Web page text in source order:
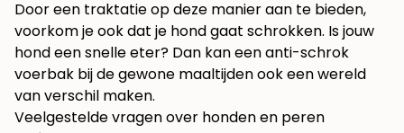
Door een traktatie op deze manier aan te bieden,
voorkom je ook dat je hond gaat schrokken. Is jouw
hond een snelle eter? Dan kan eenanti-schrok
voerbak bij de gewone maaltijden ook een wereld
van verschil maken.
Veelgestelde vragen over honden en peren